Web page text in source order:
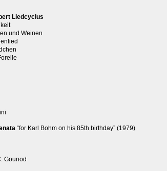
Liedcyclus
und Weinen
“for Karl Bohm on his 85th birthday” (1979)
Gounod